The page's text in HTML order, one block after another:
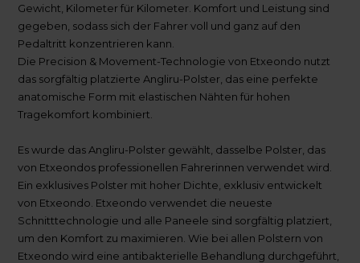
Gewicht, Kilometer für Kilometer. Komfort und Leistung sind
gegeben, sodass sich der Fahrer voll und ganz auf den
Pedaltritt konzentrieren kann.
Die Precision & Movement-Technologie von Etxeondo nutzt
das sorgfältig platzierte Angliru-Polster, das eine perfekte
anatomische Form mit elastischen Nähten für hohen
Tragekomfort kombiniert.
Es wurde das Angliru-Polster gewählt, dasselbe Polster, das
von Etxeondos professionellen Fahrerinnen verwendet wird.
Ein exklusives Polster mit hoher Dichte, exklusiv entwickelt
von Etxeondo. Etxeondo verwendet die neueste
Schnitttechnologie und alle Paneele sind sorgfältig platziert,
um den Komfort zu maximieren. Wie bei allen Polstern von
Etxeondo wird eine antibakterielle Behandlung durchgeführt,